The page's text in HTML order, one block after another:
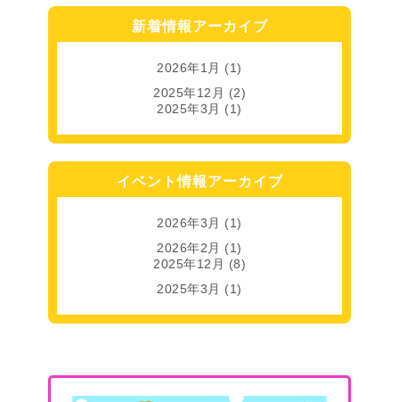
新着情報アーカイブ
2026年1月 (1)
2025年12月 (2)
2025年3月 (1)
イベント情報アーカイブ
2026年3月 (1)
2026年2月 (1)
2025年12月 (8)
2025年3月 (1)